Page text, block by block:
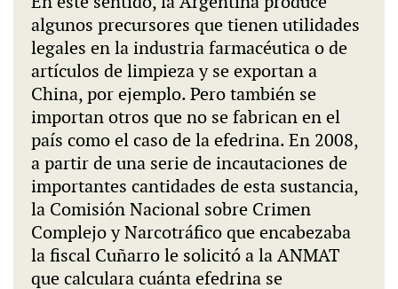
algunos precursores que tienen utilidades
legales en la industria farmacéutica o de
artículos de limpieza y se exportan a
China, por ejemplo. Pero también se
importan otros que no se fabrican en el
país como el caso de la efedrina. En 2008,
a partir de una serie de incautaciones de
importantes cantidades de esta sustancia,
la Comisión Nacional sobre Crimen
Complejo y Narcotráfico que encabezaba
la fiscal Cuñarro le solicitó a la ANMAT
que calculara cuánta efedrina se